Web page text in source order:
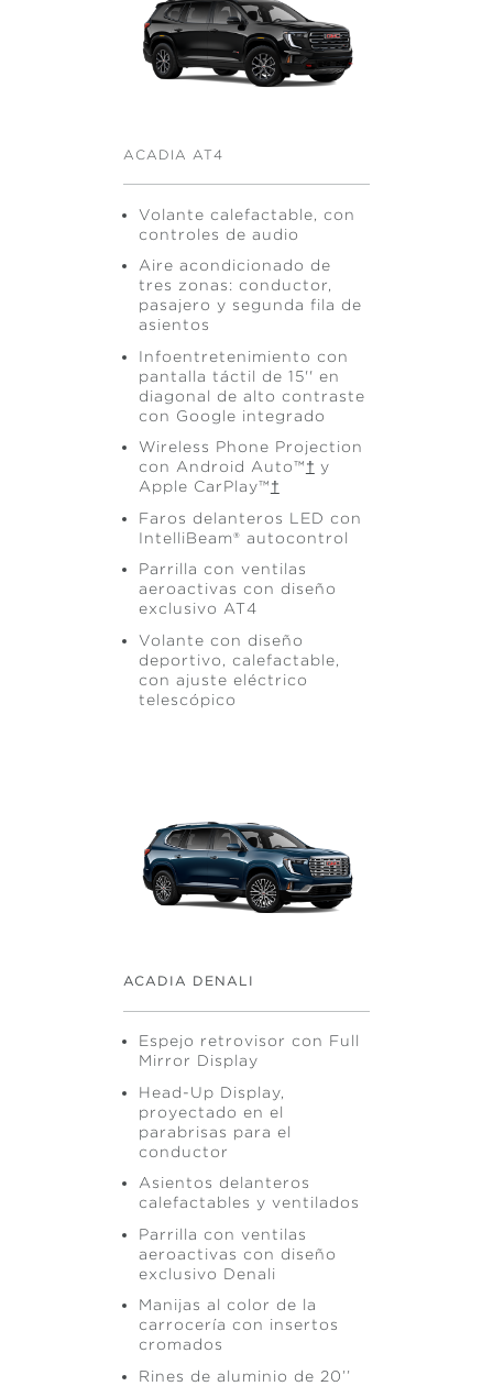
ACADIA AT4
Volante calefactable, con
controles de audio
Aire acondicionado de
tres zonas: conductor,
pasajero y segunda fila de
asientos
Infoentretenimiento con
pantalla táctil de 15'' en
diagonal de alto contraste
con Google integrado
Wireless Phone Projection
con Android Auto™† y
Apple CarPlay™†
Faros delanteros LED con
IntelliBeam® autocontrol
Parrilla con ventilas
aeroactivas con diseño
exclusivo AT4
Volante con diseño
deportivo, calefactable,
con ajuste eléctrico
telescópico
ACADIA DENALI
Espejo retrovisor con Full
Mirror Display
Head-Up Display,
proyectado en el
parabrisas para el
conductor
Asientos delanteros
calefactables y ventilados
Parrilla con ventilas
aeroactivas con diseño
exclusivo Denali
Manijas al color de la
carrocería con insertos
cromados
Rines de aluminio de 20’’